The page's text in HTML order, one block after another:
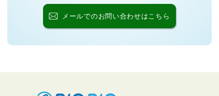
メールでのお問い合わせはこちら